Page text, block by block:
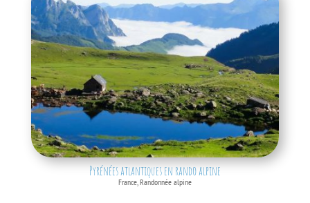
Pyrénées atlantiques en rando alpine
France, Randonnée alpine